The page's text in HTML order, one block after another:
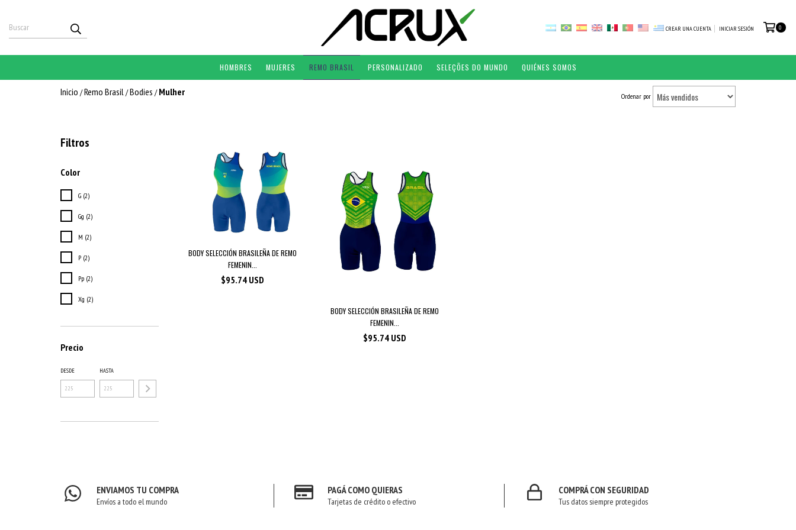
CREAR UNA CUENTA INICIAR SESIÓN 0
HOMBRES MUJERES REMO BRASIL PERSONALIZADO SELEÇÕES DO MUNDO QUIÉNES SOMOS
Inicio /Remo Brasil/Bodies / Mulher Ordenar por
Filtros
Color
G (2)
Gg (2)
M (2)
P (2)
Pp (2)
Xg (2)
Precio
DESDE HASTA
BODY SELECCIÓN BRASILEÑA DE REMO
FEMENIN...
$95.74 USD
BODY SELECCIÓN BRASILEÑA DE REMO
FEMENIN...
$95.74 USD
ENVIAMOS TU COMPRA
Envíos a todo el mundo
PAGÁ COMO QUIERAS
Tarjetas de crédito o efectivo
COMPRÁ CON SEGURIDAD
Tus datos siempre protegidos